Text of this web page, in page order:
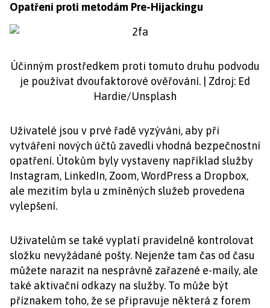
Opatření proti metodám Pre-Hijackingu
Účinným prostředkem proti tomuto druhu podvodu
je používat dvoufaktorové ověřování. | Zdroj: Ed
Hardie/Unsplash
Uživatelé jsou v prvé řadě vyzýváni, aby při
vytváření nových účtů zavedli vhodná bezpečnostní
opatření. Útokům byly vystaveny například služby
Instagram, LinkedIn, Zoom, WordPress a Dropbox,
ale mezitím byla u zmíněných služeb provedena
vylepšení.
Uživatelům se také vyplatí pravidelně kontrolovat
složku nevyžádané pošty. Nejenže tam čas od času
můžete narazit na nesprávně zařazené e-maily, ale
také aktivační odkazy na služby. To může být
příznakem toho, že se připravuje některá z forem